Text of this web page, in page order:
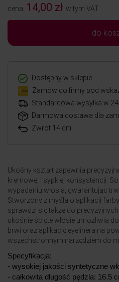
cena: 14,00 zł w tym VAT
do
Dostępny w sklepie
Zamów do firmy pod
Standardowa wysyłka w
Darmowa dostawa dla
Zwrot 14 dni
Ukośny kształt zapewnia
kremowej i sypkiej konsystencji.
wypadaniu włosia, gwarantując
Stworzony z myślą o aplikacji
sprawdzi się także do
ukośnie ścięte włosie umożliwia
brwi oraz aplikację eyelinera na
wszechstronnym narzędziem do
Specyfikacja:
- wysokiej jakości syntetyczne
- całkowita długość pędzla: 16,5